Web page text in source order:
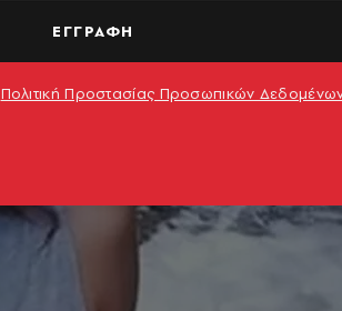
ΕΓΓΡΑΦΗ
Πολιτική Προστασίας Προσωπικών